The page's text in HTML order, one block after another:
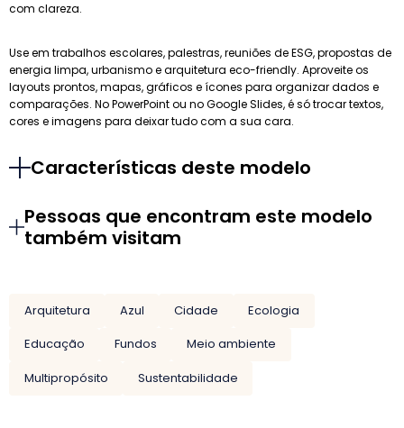
com clareza.
Use em trabalhos escolares, palestras, reuniões de ESG, propostas de
energia limpa, urbanismo e arquitetura eco-friendly. Aproveite os
layouts prontos, mapas, gráficos e ícones para organizar dados e
comparações. No PowerPoint ou no Google Slides, é só trocar textos,
cores e imagens para deixar tudo com a sua cara.
Características deste modelo
Pessoas que encontram este modelo
também visitam
Arquitetura Azul Cidade
Ecologia
Educação
Fundos
Meio ambiente
Multipropósito
Sustentabilidade